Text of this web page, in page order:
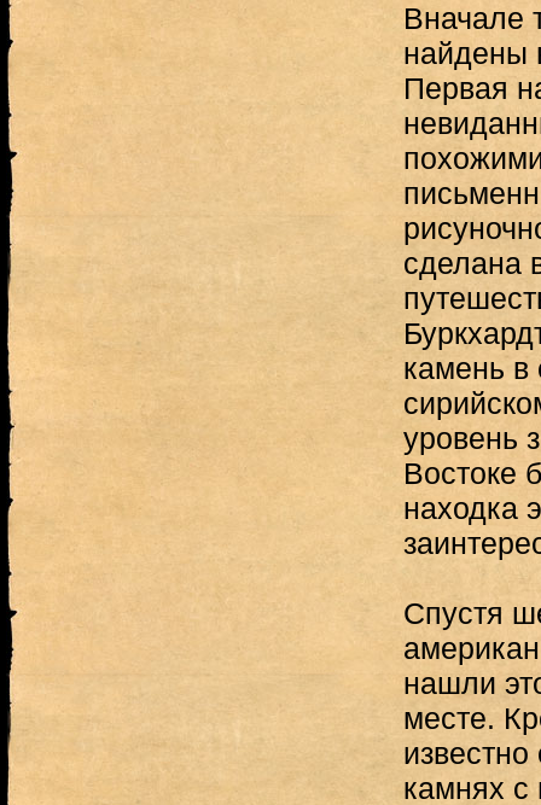
Вначале
найдены
Первая
сделана
камень в
уровень
Востоке
находка
Спустя
нашли
месте.
камнях с